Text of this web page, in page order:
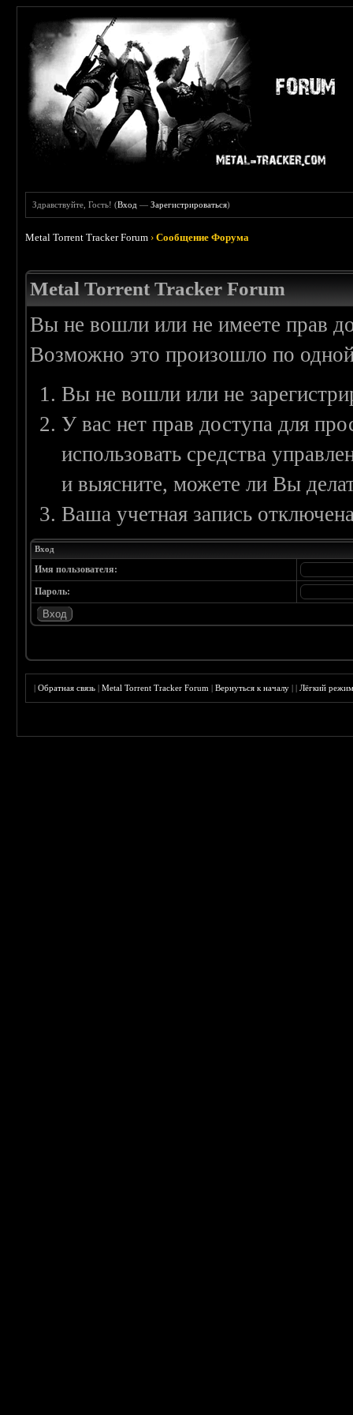
Здравствуйте, Гость! (Вход —Зарегистрироваться)
Metal Torrent Tracker Forum ›Сообщение Форума
Metal Torrent Tracker Forum
Вы не вошли или не имеете прав
Возможно это произошло по
Вы не вошли или не
У вас нет прав доступа для
использовать средства
и выясните, можете ли Вы
Ваша учетная запись
Вход
Имя пользователя:
Пароль:
|Обратная связь |Metal Torrent Tracker Forum |Вернуться к началу ||Лёгкий